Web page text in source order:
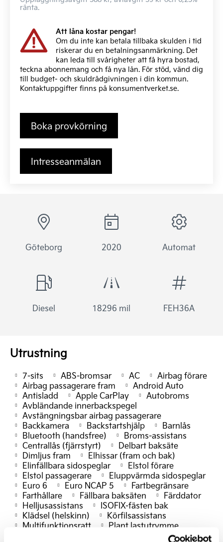
ränta.
Att låna kostar pengar!
Om du inte kan betala tillbaka skulden i tid
riskerar du en betalningsanmärkning. Det
kan leda till svårigheter att få hyra bostad,
teckna abonnemang och få nya lån. För stöd, vänd dig
till budget- och skuldrådgivningen i din kommun.
Kontaktuppgifter finns på konsumentverket.se.
Boka provkörning
Intresseanmälan
Göteborg 2020 Automat
Diesel 18296 mil FEH36A
Utrustning
7-sits ABS-bromsar AC
Airbag förare
Airbag passagerare fram
Android Auto
Antisladd
Apple CarPlay
Autobroms
Avbländande innerbackspegel
Avstängningsbar airbag passagerare
Backkamera
Backstartshjälp
Barnlås
Bluetooth (handsfree)
Broms-assistans
Centrallås (fjärrstyrt)
Delbart baksäte
Dimljus fram
Elhissar (fram och bak)
Elinfällbara sidospeglar
Elstol förare
Elstol passagerare
Eluppvärmda sidospeglar
Euro 6
Euro NCAP 5
Fartbegränsare
Farthållare
Fällbara baksäten
Färddator
Helljusassistans
ISOFIX-fästen bak
Klädsel (helskinn)
Körfilsassistans
Multifunktionsratt
Plant lastutrymme